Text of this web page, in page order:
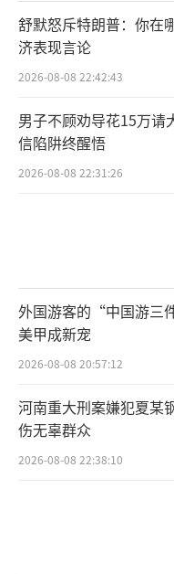
舒默怒斥特朗普：你在
济表现言论
2026-08-08 22:42:43
男子不顾劝导花15万请
信陷阱终醒悟
2026-08-08 22:31:26
外国游客的“中国游三
美甲成新宠
2026-08-08 20:57:12
河南重大刑案嫌犯夏某
伤无辜群众
2026-08-08 22:38:10